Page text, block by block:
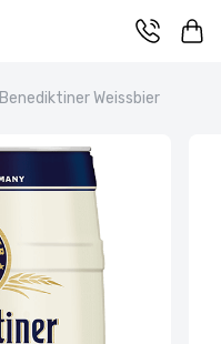
Вenediktiner Weissbier